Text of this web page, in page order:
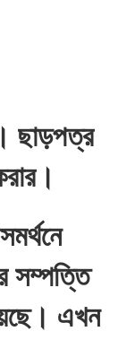
ছাড়পত্র
সম্পত্তি
এখন